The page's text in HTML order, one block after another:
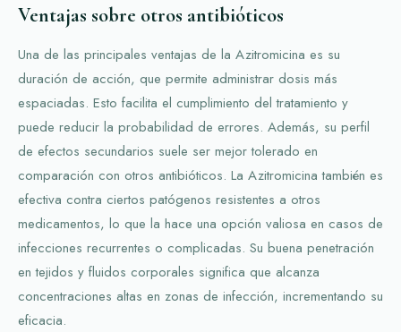
Ventajas sobre otros antibióticos
Una de las principales ventajas de la Azitromicina es su
duración de acción, que permite administrar dosis más
espaciadas. Esto facilita el cumplimiento del tratamiento y
puede reducir la probabilidad de errores. Además, su perfil
de efectos secundarios suele ser mejor tolerado en
comparación con otros antibióticos. La Azitromicina también es
efectiva contra ciertos patógenos resistentes a otros
medicamentos, lo que la hace una opción valiosa en casos de
infecciones recurrentes o complicadas. Su buena penetración
en tejidos y fluidos corporales significa que alcanza
concentraciones altas en zonas de infección, incrementando su
eficacia.